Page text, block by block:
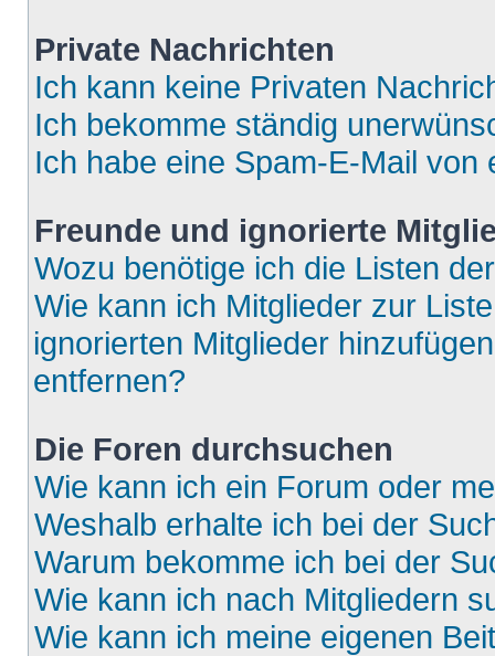
Private Nachrichten
Ich kann keine Privaten
Ich bekomme ständig
Ich habe eine Spam-E-Mail
Freunde und ignorierte
Wozu benötige ich die Listen
Wie kann ich Mitglieder zur
ignorierten Mitglieder
entfernen?
Die Foren durchsuchen
Wie kann ich ein Forum oder
Weshalb erhalte ich bei der
Warum bekomme ich bei der
Wie kann ich nach Mitgliedern
Wie kann ich meine eigenen